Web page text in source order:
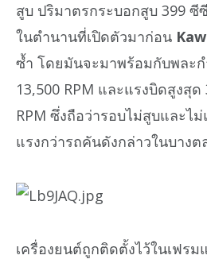
สูบ ปริมาตรกระบอกสูบ 399 ซี
ในตำนานที่เปิดตัวมาก่อน
ซ้ำ โดยมันจะมาพร้อมกับพละก
13,500 RPM และแรงบิดสูงสุด
RPM ซึ่งถือว่ารอบไม่สูบและไ
แรงกว่ารถคันดังกล่าวในบางต
เครื่องยนต์ถูกติดตั้งไว้ในเฟร